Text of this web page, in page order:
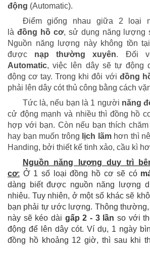
động (Automatic).
Điểm giống nhau giữa 2 loại
là đồng hồ cơ, sử dụng năng
Nguồn năng lượng này không tồn
được nạp thường xuyên. Đối
Automatic, việc lên dây sẽ tự động
động cơ tay. Trong khi đôi với đồng
phải lên dây cót thủ công bằng cách
Tức là, nếu bạn là 1 người năng
cử động mạnh và nhiều thì đồng hồ
hợp với bạn. Còn nếu bạn thích
hay bạn muốn trông lịch lãmhơn thì
Handing, bởi thiết kế tinh xảo, cầu kì
Nguồn năng lượng duy trì
cơ: Ở 1 số loại đồng hồ cơ sẽ có
dàng biết được nguồn năng lượng
nhiêu. Tuy nhiên, ở một số khác sẽ
bạn phải tự ước lượng. Thông
này sẽ kéo dài gấp 2 - 3 lần so với
động để lên dây cót. Ví dụ, 1 ngày
đồng hồ khoảng 12 giờ, thì sau khi